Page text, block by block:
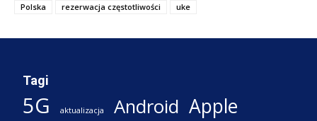
Polska
rezerwacja częstotliwości uke
Tagi
5G aktualizacja Android Apple